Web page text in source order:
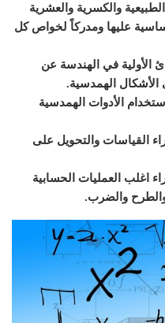
والكسرية والعشرية
عليها ومدركاً لخواص كل
الأولية في الهندسة عن
الهمدسية.
الأدوات الهمدسية
القياسات والتحويل على
اغلب العمليات الحسابية
والطرح والضرب.